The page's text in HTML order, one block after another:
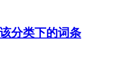
分类下的词条